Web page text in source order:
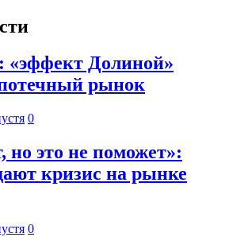
Долиной»
рынок
0
но это не поможет»:
кризис на рынке
0